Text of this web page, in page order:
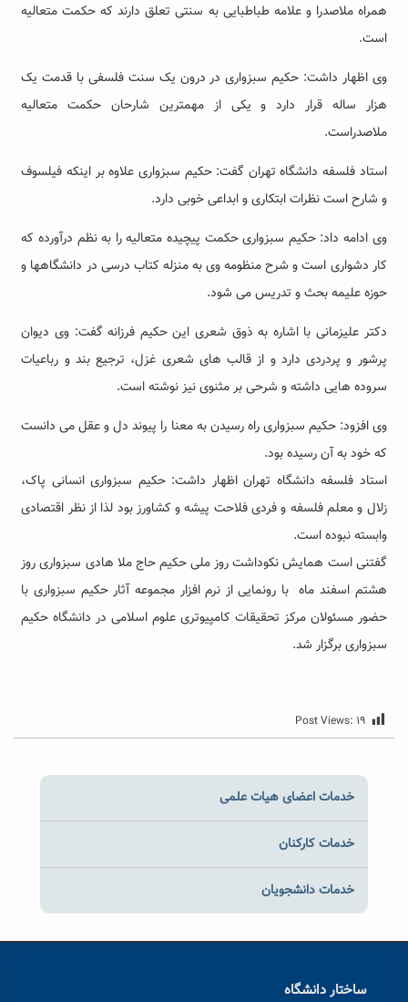
همراه ملاصدرا و علامه طباطبایی به سنتی تعلق دارند که حکمت متعالیه
است.
وی اظهار داشت: حکیم سبزواری در درون یک سنت فلسفی با قدمت یک
هزار ساله قرار دارد و یکی از مهمترین شارحان حکمت متعالیه
ملاصدراست.
استاد فلسفه دانشگاه تهران گفت: حکیم سبزواری علاوه بر اینکه فیلسوف
و شارح است نظرات ابتکاری و ابداعی خوبی دارد.
وی ادامه داد: حکیم سبزواری حکمت پیچیده متعالیه را به نظم درآورده که
کار دشواری است و شرح منظومه وی به منزله کتاب درسی در دانشگاهها و
حوزه علیمه بحث و تدریس می شود.
دکتر علیزمانی با اشاره به ذوق شعری این حکیم فرزانه گفت: وی دیوان
پرشور و پردردی دارد و از قالب های شعری غزل، ترجیع بند و رباعیات
سروده هایی داشته و شرحی بر مثنوی نیز نوشته است.
وی افزود: حکیم سبزواری راه رسیدن به معنا را پیوند دل و عقل می دانست
که خود به آن رسیده بود.
استاد فلسفه دانشگاه تهران اظهار داشت: حکیم سبزواری انسانی پاک،
زلال و معلم فلسفه و فردی فلاحت پیشه و کشاورز بود لذا از نظر اقتصادی
وابسته نبوده است.
گفتنی است همایش نکوداشت روز ملی حکیم حاج ملا هادی سبزواری روز
هشتم اسفند ماه با رونمایی از نرم افزار مجموعه آثار حکیم سبزواری با
حضور مسئولان مرکز تحقیقات کامپیوتری علوم اسلامی در دانشگاه حکیم
سبزواری برگزار شد.
Post Views: ۱۹
خدمات اعضای هیات علمی
خدمات کارکنان
خدمات دانشجویان
ساختار دانشگاه